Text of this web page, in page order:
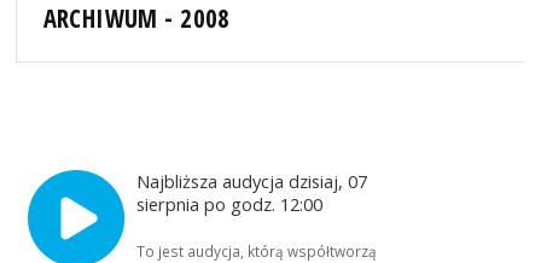
ARCHIWUM - 2008
Najbliższa audycja dzisiaj, 07
sierpnia po godz. 12:00
To jest audycja, którą współtworzą